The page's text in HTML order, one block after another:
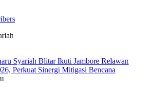
Syariah Blitar Ikuti Jambore Relawan
Perkuat Sinergi Mitigasi Bencana